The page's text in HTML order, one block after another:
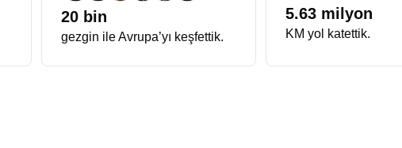
Avrupa’nın gri gökyüzü altında parlayan renkli mimarisini, Gotik katedrallerin
bulacaksınız.
taze pişmiş bir simit kokusuyla güne başlamak, öğleden sonra ise
20 bin
gezgin ile Avrupa’yı keşfettik.
5.63 milyon
KM yol katettik.